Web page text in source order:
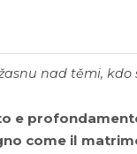
nad těmi,
e
come il